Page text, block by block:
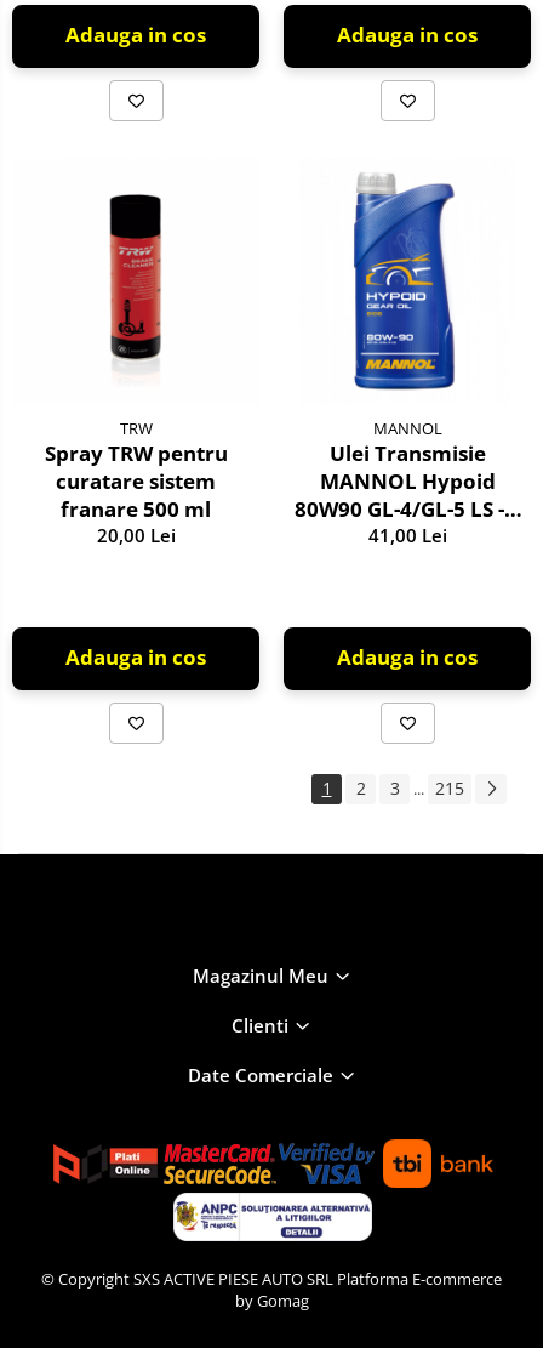
Adauga in cos Adauga in cos
TRW
Spray TRW pentru
curatare sistem
franare 500 ml
20,00 Lei
Adauga in cos
MANNOL
Ulei Transmisie
MANNOL Hypoid
80W90 GL-4/GL-5 LS - 1
Litru, Diferențiale
41,00 Lei
Adauga in cos
1 2 3 ... 215
Magazinul Meu
Clienti
Date Comerciale
© Copyright SXS ACTIVE PIESE AUTO SRL Platforma E-commerce
by Gomag